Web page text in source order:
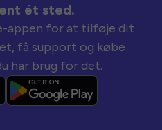
ét sted.
appen for at tilføje dit
få support og købe
har brug for det.